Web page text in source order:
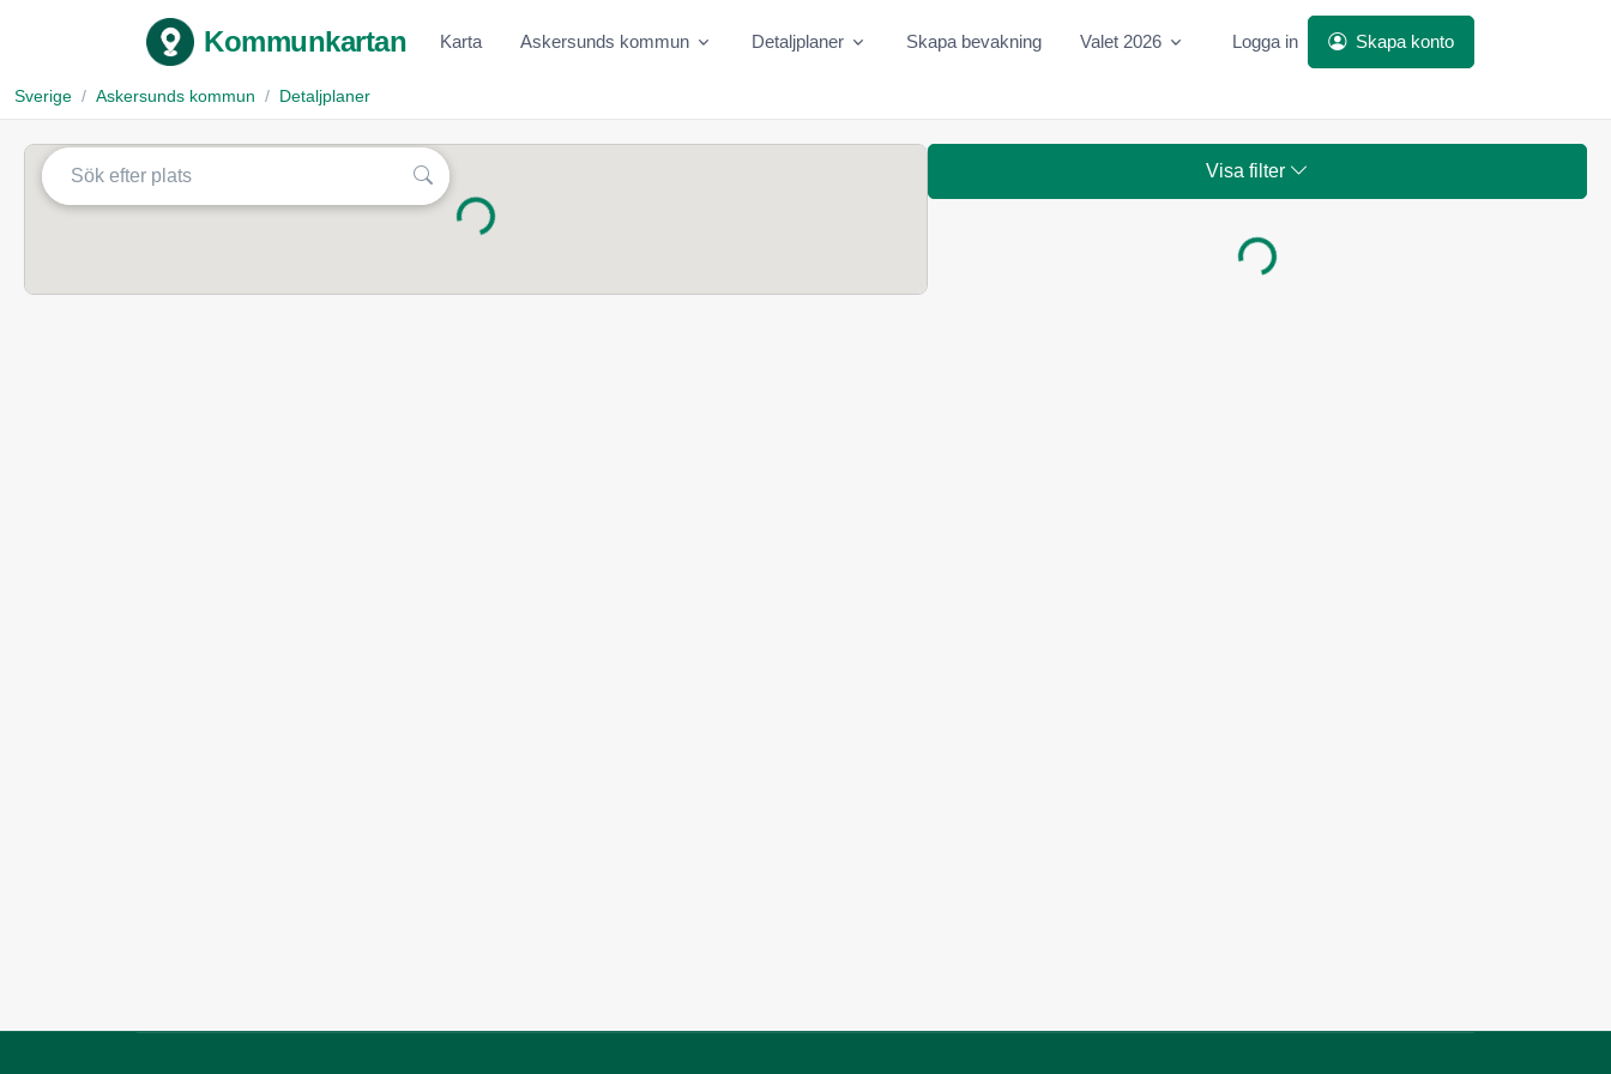
Kommunkartan Karta Askersunds kommun Detaljplaner Skapa bevakning Valet 2026 Logga in Skapa konto
Sverige Askersunds kommun Detaljplaner
Laddar...
Visa filter
Laddar...